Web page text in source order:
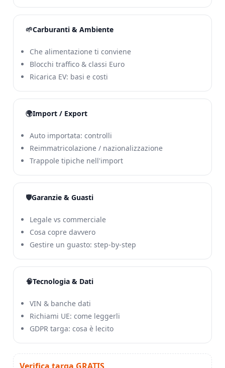
🌱Carburanti & Ambiente
Che alimentazione ti conviene
Blocchi traffico & classi Euro
Ricarica EV: basi e costi
🌍Import / Export
Auto importata: controlli
Reimmatricolazione / nazionalizzazione
Trappole tipiche nell'import
🛡️Garanzie & Guasti
Legale vs commerciale
Cosa copre davvero
Gestire un guasto: step-by-step
🧠Tecnologia & Dati
VIN & banche dati
Richiami UE: come leggerli
GDPR targa: cosa è lecito